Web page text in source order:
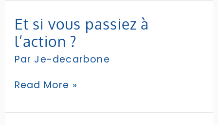
Et si vous passiez à
l’action ?
Par Je-decarbone
Et
si
vous
passiez
à
l’action
?
Read More »